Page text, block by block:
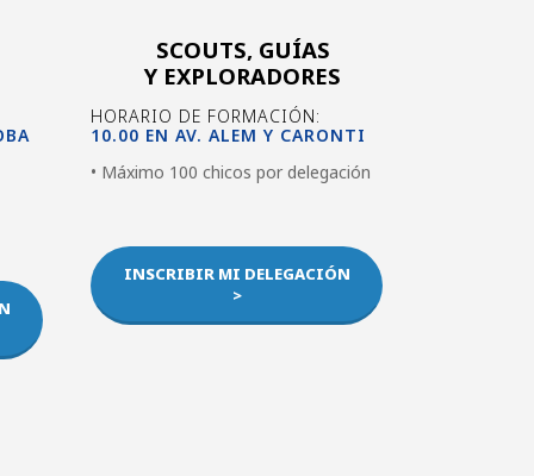
SCOUTS, GUÍAS
Y EXPLORADORES
HORARIO DE FORMACIÓN:
10.00 EN AV. ALEM Y CARONTI
• Máximo 100 chicos por delegación
INSCRIBIR MI DELEGACIÓN
>